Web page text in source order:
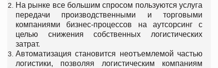
На рынке все большим спросом пользуются услуга
передачи производственными и торговыми
компаниями бизнес-процессов на аутсорсинг с
целью снижения собственных логистических
затрат.
Автоматизация становится неотъемлемой частью
логистики, позволяя логистическим компаниям